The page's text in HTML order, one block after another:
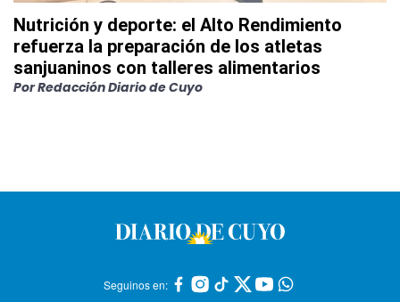
Nutrición y deporte: el Alto Rendimiento
refuerza la preparación de los atletas
sanjuaninos con talleres alimentarios
PorRedacción Diario de Cuyo
Seguinos en: